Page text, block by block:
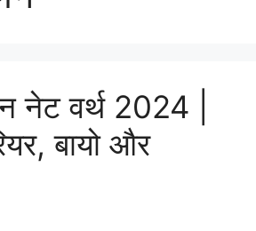
नेट वर्थ 2024 |
बायो और